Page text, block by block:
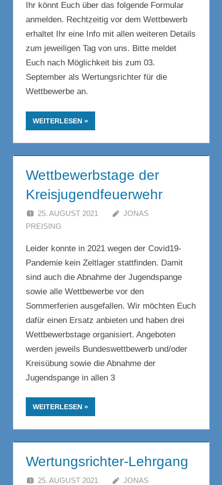
Ihr könnt Euch über das folgende Formular
anmelden. Rechtzeitig vor dem Wettbewerb
erhaltet Ihr eine Info mit allen weiteren Details
zum jeweiligen Tag von uns. Bitte meldet
Euch nach Möglichkeit bis zum 03.
September als Wertungsrichter für die
Wettbewerbe an.
WEITERLESEN
Wettbewerbstage der
Kreisjugendfeuerwehr
25. AUGUST 2021
JONAS
PREISING
Leider konnte in 2021 wegen der Covid19-
Pandemie kein Zeltlager stattfinden. Damit
sind auch die Abnahme der Jugendspange
sowie alle Wettbewerbe vor den
Sommerferien ausgefallen. Wir möchten Euch
dafür einen Ersatz anbieten und haben drei
Wettbewerbstage organisiert. Angeboten
werden jeweils Bundeswettbewerb und/oder
Kreisübung sowie die Abnahme der
Jugendspange in allen 3
WEITERLESEN
Wertungsrichter-Lehrgang
25. AUGUST 2021
JONAS